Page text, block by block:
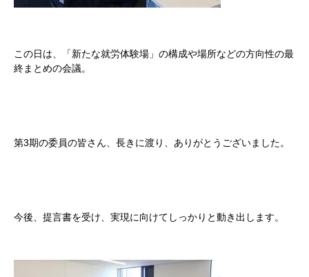
この日は、「新たな就労体験場」の構成や場所などの方向性の最
終まとめの会議。
第3期の委員の皆さん、長きに渡り、ありがとうございました。
今後、提言書を受け、実現に向けてしっかりと動き出します。